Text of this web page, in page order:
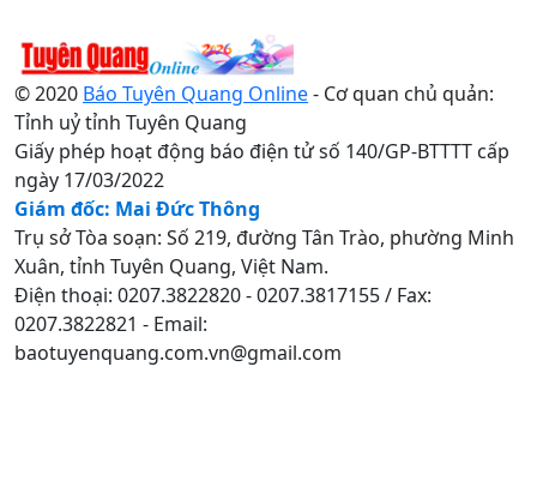
© 2020 Báo Tuyên Quang Online- Cơ quan chủ quản:
Tỉnh uỷ tỉnh Tuyên Quang
Giấy phép hoạt động báo điện tử số 140/GP-BTTTT cấp
ngày 17/03/2022
Giám đốc: Mai Đức Thông
Trụ sở Tòa soạn: Số 219, đường Tân Trào, phường Minh
Xuân, tỉnh Tuyên Quang, Việt Nam.
Điện thoại: 0207.3822820 - 0207.3817155 / Fax:
0207.3822821 - Email:
baotuyenquang.com.vn@gmail.com